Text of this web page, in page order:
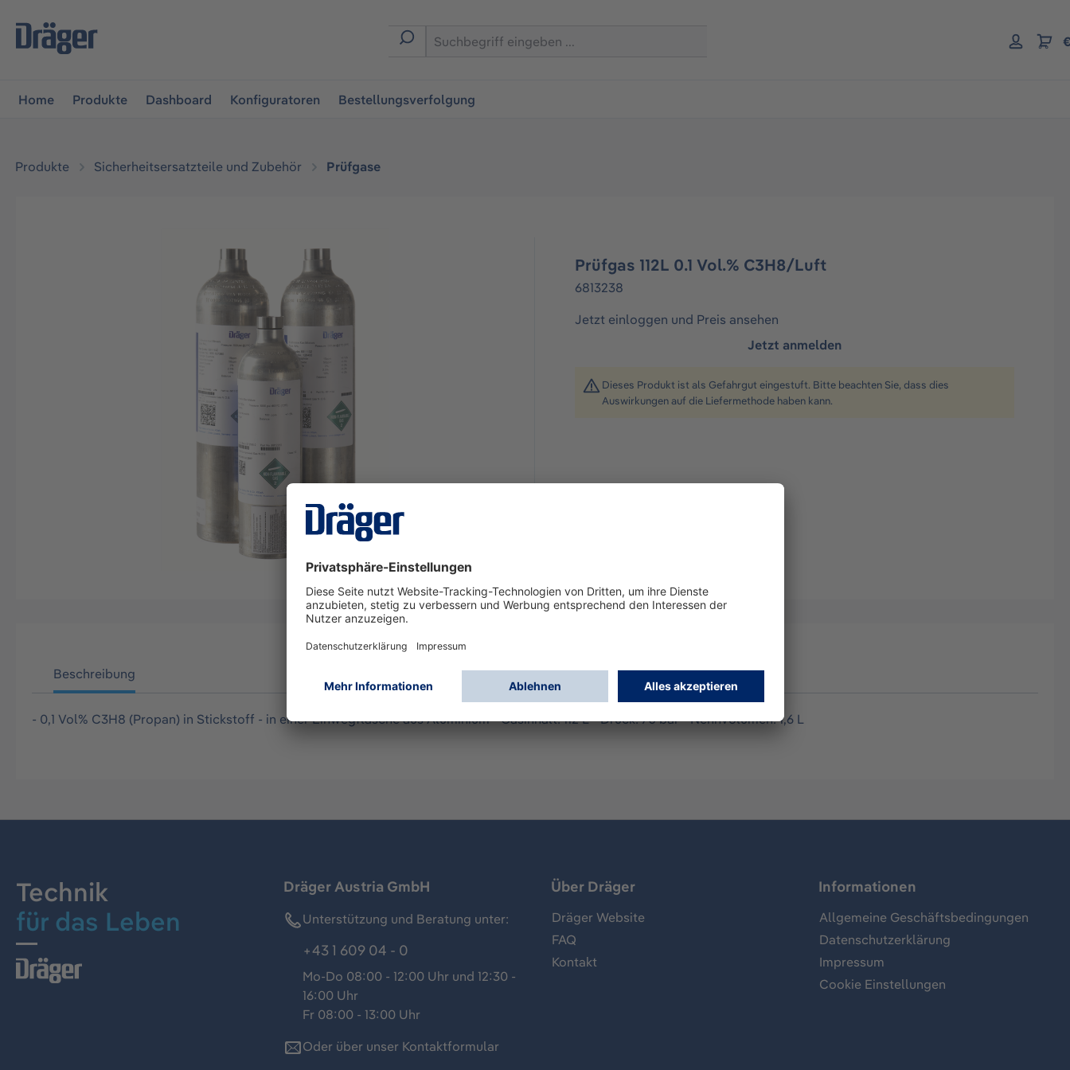
springen
Home Produkte Dashboard Konfiguratoren Bestellungsverfolgung
Produkte Sicherheitsersatzteile und Zubehör Prüfgase
Prüfgas 112L 0.1 Vol.% C3H8/Luft
6813238
Jetzt einloggen und Preis ansehen
Jetzt anmelden
Dieses Produkt ist als Gefahrgut eingestuft. Bitte beachten Sie, dass dies
Auswirkungen auf die Liefermethode haben kann.
Beschreibung
- 0,1 Vol% C3H8 (Propan) in Stickstoff - in einer Einwegflasche aus Aluminium - Gasinhalt: 112 L - Druck: 70 bar - Nennvolumen: 1,6 L
Technik
für das Leben
Dräger Austria GmbH
Unterstützung und Beratung unter:
+43 1 609 04 - 0
Mo-Do 08:00 - 12:00 Uhr und 12:30 -
16:00 Uhr
Fr 08:00 - 13:00 Uhr
Oder über unser Kontaktformular
Über Dräger
Dräger Website
FAQ
Kontakt
Informationen
Allgemeine Geschäftsbedingungen
Datenschutzerklärung
Impressum
Cookie Einstellungen